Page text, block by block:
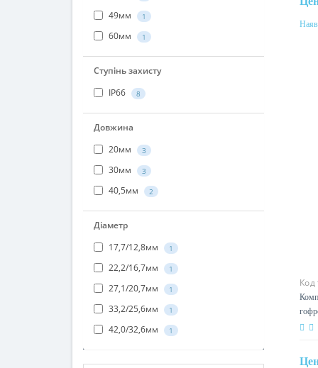
43мм 1
49мм 1
60мм 1
Ступінь захисту
IP66
8
Довжина
20мм
3
30мм 3
40,5мм 2
Діаметр
17,7/12,8мм
1
22,2/16,7мм 1
27,1/20,7мм 1
33,2/25,6мм 1
Код
мм